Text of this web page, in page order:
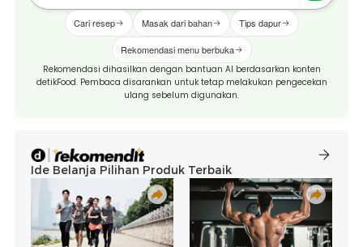
Cari resep Masak dari bahan Tips dapur
Rekomendasi menu berbuka
Rekomendasi dihasilkan dengan bantuan AI berdasarkan konten
detikFood. Pembaca disarankan untuk tetap melakukan pengecekan
ulang sebelum digunakan.